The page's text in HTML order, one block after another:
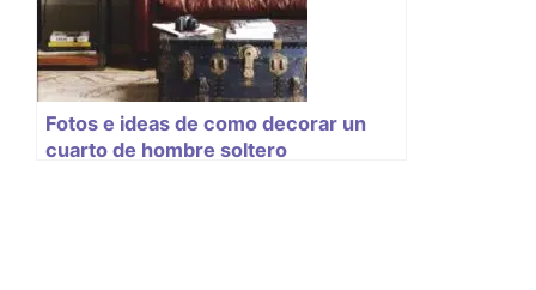
Fotos e ideas de como decorar un
cuarto de hombre soltero